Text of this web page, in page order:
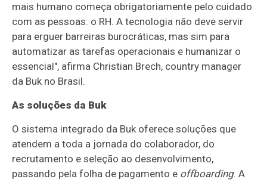
mais humano começa obrigatoriamente pelo cuidado
com as pessoas: o RH. A tecnologia não deve servir
para erguer barreiras burocráticas, mas sim para
automatizar as tarefas operacionais e humanizar o
essencial", afirma Christian Brech, country manager
da Buk no Brasil.
As soluções da Buk
O sistema integrado da Buk oferece soluções que
atendem a toda a jornada do colaborador, do
recrutamento e seleção ao desenvolvimento,
passando pela folha de pagamento e offboarding. A